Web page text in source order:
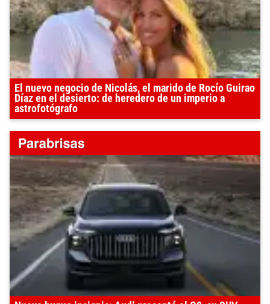
El nuevo negocio de Nicolás, el marido de Rocío Guirao
Díaz en el desierto: de heredero de un imperio a
astrofotógrafo